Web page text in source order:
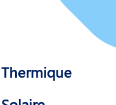
Thermique